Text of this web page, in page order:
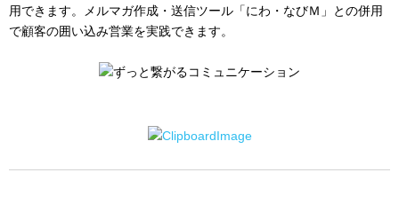
用できます。メルマガ作成・送信ツール「にわ・なびＭ」との併用
で顧客の囲い込み営業を実践できます。